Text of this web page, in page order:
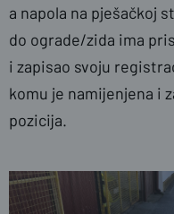
a napola na pješačkoj
do ograde/zida ima
i zapisao svoju
komu je namijenjena i
pozicija.